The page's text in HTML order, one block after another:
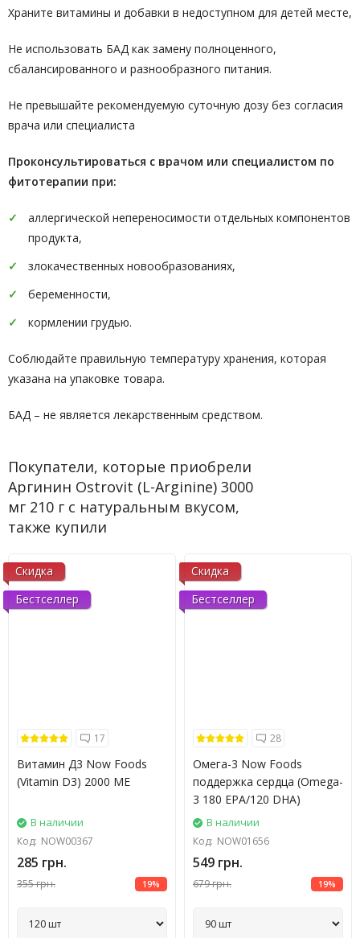
Храните витамины и добавки в недоступном для детей месте,
Не использовать БАД как замену полноценного,
сбалансированного и разнообразного питания.
Не превышайте рекомендуемую суточную дозу без согласия
врача или специалиста
Проконсультироваться с врачом или специалистом по
фитотерапии при:
аллергической непереносимости отдельных компонентов
продукта,
злокачественных новообразованиях,
беременности,
кормлении грудью.
Соблюдайте правильную температуру хранения, которая
указана на упаковке товара.
БАД – не является лекарственным средством.
Покупатели, которые приобрели
Аргинин Ostrovit (L-Arginine) 3000
мг 210 г с натуральным вкусом,
также купили
Скидка
Бестселлер
17
Витамин Д3 Now Foods
(Vitamin D3) 2000 МЕ
В наличии
Код: NOW00367
285 грн.
355 грн. 19%
Скидка
Бестселлер
28
Омега-3 Now Foods
поддержка сердца (Omega-
3 180 EPA/120 DHA)
В наличии
Код: NOW01656
549 грн.
679 грн. 19%